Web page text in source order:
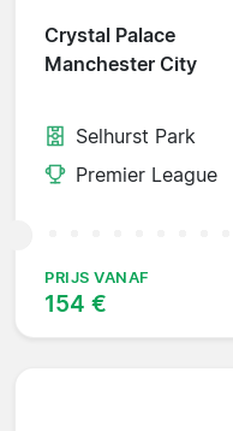
Crystal Palace
Manchester City
Selhurst Park
Premier League
PRIJS VANAF
154 €